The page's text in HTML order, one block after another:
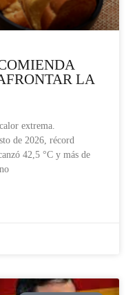
LA
extrema.
de 2026, récord
42,5 °C y más de